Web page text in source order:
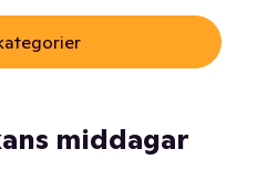
middagar